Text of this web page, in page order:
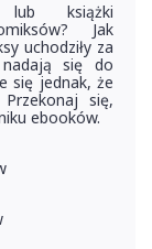
lub książki
Jak
uchodziły za
się do
się jednak, że
się,
ebooków.